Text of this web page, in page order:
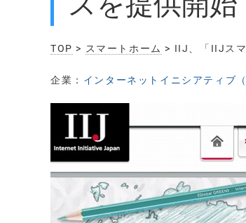
TOP > スマートホーム > IIJ、「IIJスマ
企業： インターネットイニシアティブ